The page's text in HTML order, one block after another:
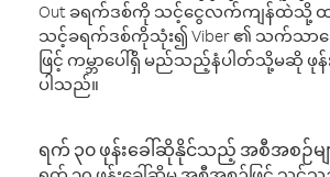
Out ခရက်ဒစ်ကို သင့်ငွေလက်ကျန်ထဲသို့
သင့်ခရက်ဒစ်ကိုသုံး၍ Viber ၏ သက်သာသေ
ဖြင့် ကမ္ဘာပေါ်ရှိ မည်သည့်နံပါတ်သို့မဆို ဖုန်
ပါသည်။
ရက် ၃၀ ဖုန်းခေါ်ဆိုနိုင်သည့် အစီအစဉ်မျ